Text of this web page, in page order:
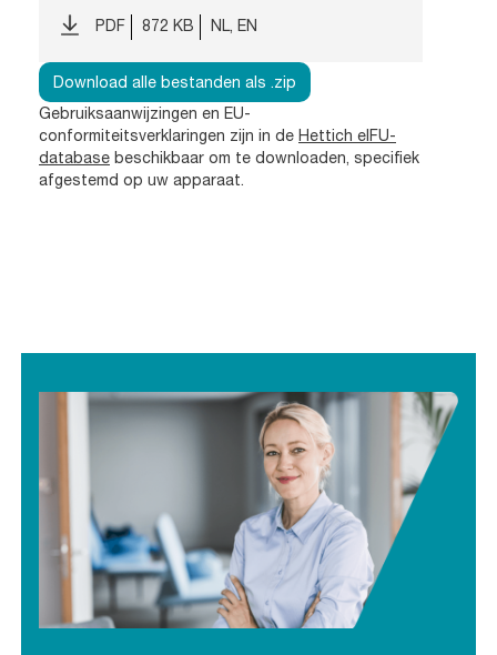
PDF 872 KB NL, EN
Download alle bestanden als .zip
Gebruiksaanwijzingen en EU-
conformiteitsverklaringen zijn in de Hettich eIFU-
database beschikbaar om te downloaden, specifiek
afgestemd op uw apparaat.